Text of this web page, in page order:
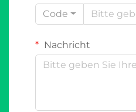
Code
Nachricht